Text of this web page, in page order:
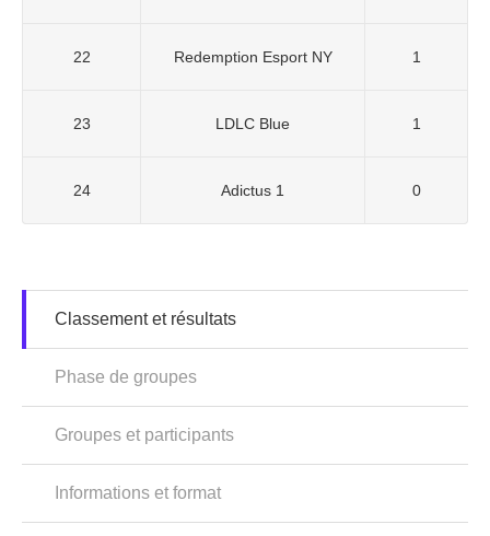
22 Redemption Esport NY 1
23 LDLC Blue 1
24 Adictus 1 0
Classement et résultats
Phase de groupes
Groupes et participants
Informations et format